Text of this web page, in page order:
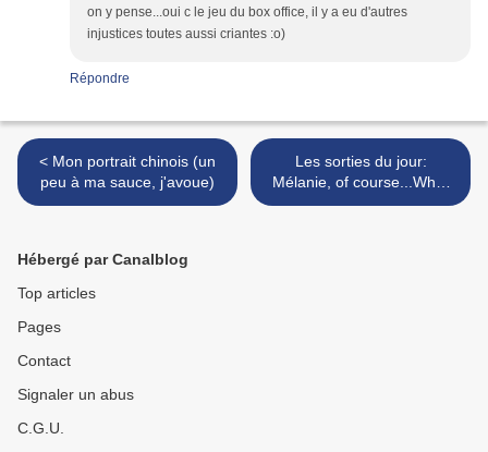
on y pense...oui c le jeu du box office, il y a eu d'autres
injustices toutes aussi criantes :o)
Répondre
< Mon portrait chinois (un
peu à ma sauce, j'avoue)
Les sorties du jour:
Mélanie, of course...What
else? >
Hébergé par Canalblog
Top articles
Pages
Contact
Signaler un abus
C.G.U.